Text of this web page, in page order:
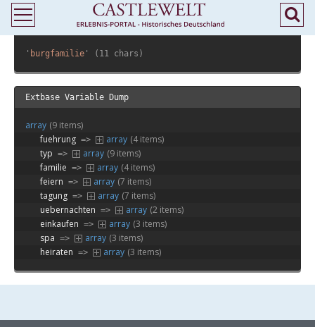
Extbase Variable Dump
' burgfamilie ' (11 chars)
Extbase Variable Dump
array (9 items)
fuehrung => array (4 items)
typ => array (9 items)
familie => array (4 items)
feiern => array (7 items)
tagung => array (7 items)
uebernachten => array (2 items)
einkaufen => array (3 items)
spa => array (3 items)
heiraten => array (3 items)